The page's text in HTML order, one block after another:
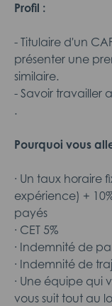
Profil :
- Titulaire d'un
présenter une
similaire.
- Savoir travailler
.
Pourquoi vous
· Un taux horaire
expérience) +
payés
· CET 5%
· Indemnité de
· Indemnité de
· Une équipe qui
vous suit tout au